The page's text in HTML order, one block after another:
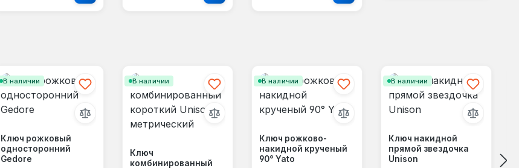
В наличии
Ключ рожковый
односторонний
Gedore
В наличии
Ключ
комбинированный
В наличии
Ключ рожково-
накидной крученый
90° Yato
В наличии
Ключ накидной
прямой звездочка
Unison